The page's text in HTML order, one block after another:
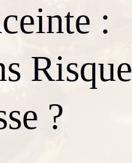
:
Risque
?